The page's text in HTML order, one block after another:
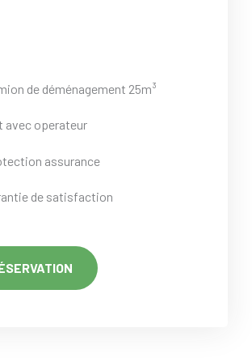
de déménagement 25m³
avec operateur
assurance
de satisfaction